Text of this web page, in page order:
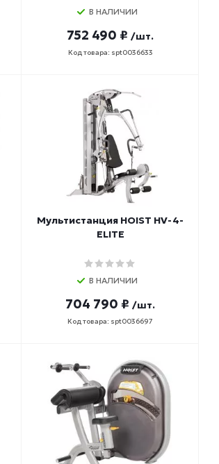
В НАЛИЧИИ
752 490 ₽ /шт.
Код товара: spt0036633
Мультистанция HOIST HV-4-
ELITE
В НАЛИЧИИ
704 790 ₽ /шт.
Код товара: spt0036697